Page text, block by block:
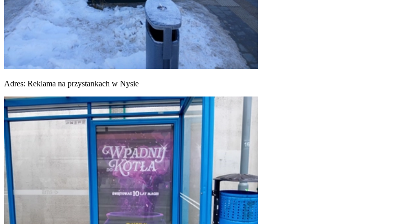
Adres: Reklama na przystankach w Nysie